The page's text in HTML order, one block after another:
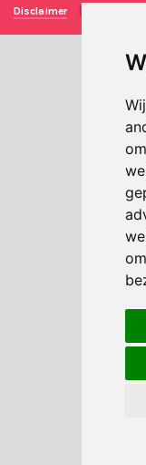
Disclaimer